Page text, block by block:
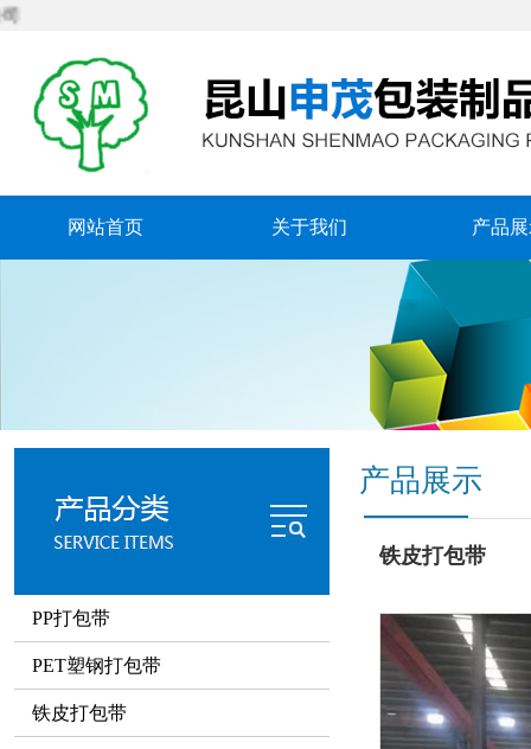
网站首页 关于我们 产品
PP打包带
PET塑钢打包带
铁皮打包带
产品展示
铁皮打包带